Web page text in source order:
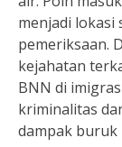
menjadi
pemeriksaan.
kejahatan
BNN di
kriminalitas
dampak buruk